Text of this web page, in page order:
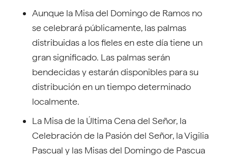
Aunque la Misa del Domingo de Ramos no
se celebrará públicamente, las palmas
distribuidas a los fieles en este día tiene un
gran significado. Las palmas serán
bendecidas y estarán disponibles para su
distribución en un tiempo determinado
localmente.
La Misa de la Última Cena del Señor, la
Celebración de la Pasión del Señor, la Vigilia
Pascual y las Misas del Domingo de Pascua